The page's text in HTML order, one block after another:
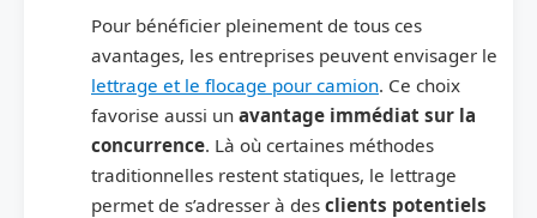
Pour bénéficier pleinement de tous ces
avantages, les entreprises peuvent envisager le
lettrage et le flocage pour camion. Ce choix
favorise aussi un avantage immédiat sur la
concurrence. Là où certaines méthodes
traditionnelles restent statiques, le lettrage
permet de s’adresser à des clients potentiels